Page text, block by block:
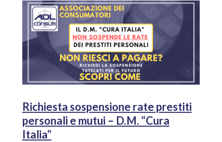
Richiesta sospensione rate prestiti
personali e mutui – D.M. “Cura
Italia”